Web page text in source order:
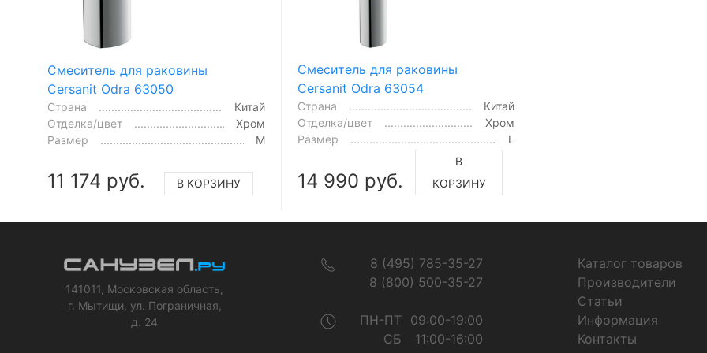
Смеситель для раковины
Cersanit Odra 63050
Страна
Китай
Отделка/цвет
Хром
Размер
M
11 174 руб. В КОРЗИНУ
Смеситель для раковины
Cersanit Odra 63054
Страна
Китай
Отделка/цвет
Хром
Размер
L
14 990 руб.
В
КОРЗИНУ
141011, Московская область,
г. Мытищи, ул. Пограничная,
д. 24
8 (495) 785-35-27
8 (800) 500-35-27
ПН-ПТ
09:00-19:00
СБ
11:00-16:00
Каталог товаров
Производители
Статьи
Информация
Контакты